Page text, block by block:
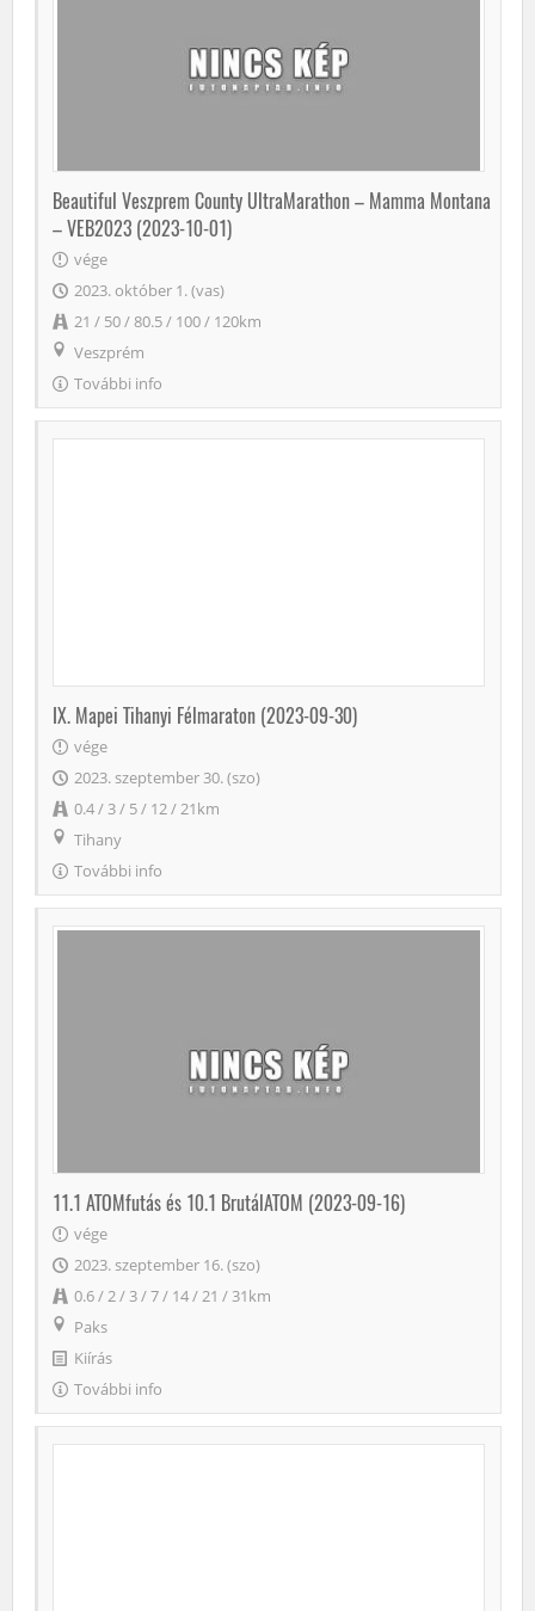
Beautiful Veszprem County UltraMarathon – Mamma Montana
– VEB2023 (2023-10-01)
vége
2023. október 1. (vas)
21 / 50 / 80.5 / 100 / 120km
Veszprém
További info
IX. Mapei Tihanyi Félmaraton (2023-09-30)
vége
2023. szeptember 30. (szo)
0.4 / 3 / 5 / 12 / 21km
Tihany
További info
11.1 ATOMfutás és 10.1 BrutálATOM (2023-09-16)
vége
2023. szeptember 16. (szo)
0.6 / 2 / 3 / 7 / 14 / 21 / 31km
Paks
Kiírás
További info